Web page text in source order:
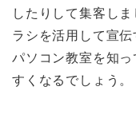
したりして集客し
ラシを活用して宣
パソコン教室を知
すくなるでしょう。